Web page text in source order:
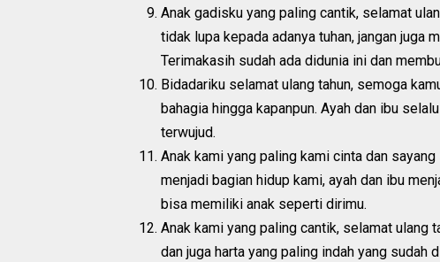
Anak gadisku yang paling cantik, selamat
tidak lupa kepada adanya tuhan, jangan juga
Terimakasih sudah ada didunia ini dan
Bidadariku selamat ulang tahun, semoga
bahagia hingga kapanpun. Ayah dan ibu
terwujud.
Anak kami yang paling kami cinta dan
menjadi bagian hidup kami, ayah dan ibu
bisa memiliki anak seperti dirimu.
Anak kami yang paling cantik, selamat ulang
dan juga harta yang paling indah yang